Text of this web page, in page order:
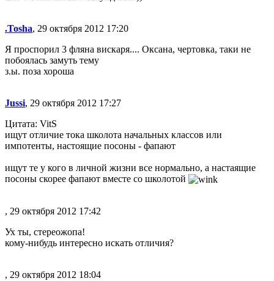
.Tosha, 29 октября 2012 17:20
Я проспорил 3 фляна вискаря.... Оксана, чертовка, таки не
побоялась замуть тему
з.ы. поза хороша
Jussi, 29 октября 2012 17:27
Цитата: VitS
ищут отличие тока школота начальных классов или
импотенты, настоящие посоны - фапают
ищут те у кого в личной жизни все нормально, а настаящие
посоны скорее фапают вместе со школотой
, 29 октября 2012 17:42
Ух ты, стереожопа!
кому-нибудь интересно искать отличия?
, 29 октября 2012 18:04